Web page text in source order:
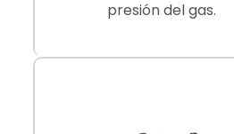
presión del gas.